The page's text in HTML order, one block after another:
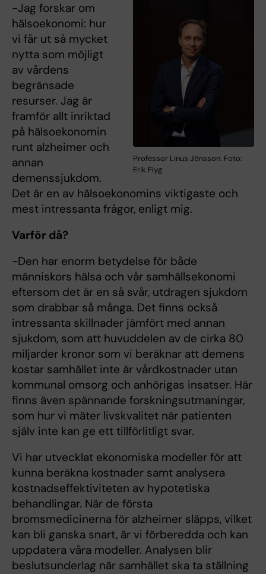
Professor Linus Jönsson. Foto:
Erik Flyg
-Jag forskar om
hälsoekonomi: hur
vi får ut så mycket
nytta som möjligt
av vårdens
begränsade
resurser. Jag är
framför allt inriktad
på hälsoekonomin
runt alzheimer och
annan
demenssjukdom.
Det är en av hälsoekonomins viktigaste och
mest intressanta frågor, enligt mig.
Varför då?
-Den har enorm betydelse för både
människors hälsa och vår samhällsekonomi
eftersom det är en så svår, utdragen sjukdom
som drabbar så många. Det finns också
intressanta skillnader jämfört med annan
sjukdom, som att huvuddelen av de cirka 80
miljarder kronor som vi beräknar att demens
kostar samhället inte är vårdkostnader utan
kommunal omsorg och anhörigas insatser. Här
finns även spännande forskningsutmaningar,
som hur vi mäter livskvalitet när patienten
själv inte kan ge ett tillförlitligt svar.
Vi har utvecklat ekonomiska modeller för att
kunna beräkna kostnader samt analysera
kostnadseffektiviteten av hypotetiska
behandlingar. När de första
bromsmedicinerna för alzheimer släpps, vilket
kan bli ganska snart, är vi förberedda och kan
uppdatera våra modeller. Analysen blir
beslutsunderlag när samhället ska ta ställning